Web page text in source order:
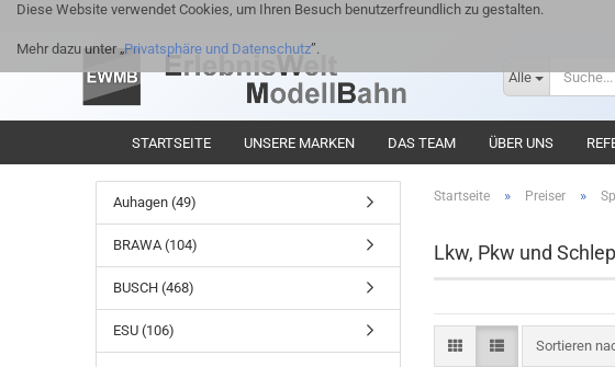
Alle
Diese Website verwendet Cookies, um Ihren Besuch benutzerfreundlich zu gestalten.
Mehr dazu unter „Privatsphäre und Datenschutz”.
STARTSEITE UNSERE MARKEN DAS TEAM ÜBER UNS
Startseite » Preiser »
Lkw, Pkw und
Sortieren
Auhagen (49)
BRAWA (104)
BUSCH (468)
ESU (106)